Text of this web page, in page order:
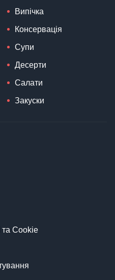
Випічка
Консервація
Супи
Десерти
Салати
Закуски
та Cookie